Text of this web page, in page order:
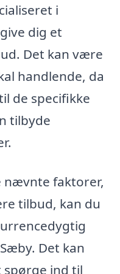
i
dig et
Det kan være
handlende, da
de specifikke
tilbyde
nævnte faktorer,
tilbud, kan du
Det kan
ind til